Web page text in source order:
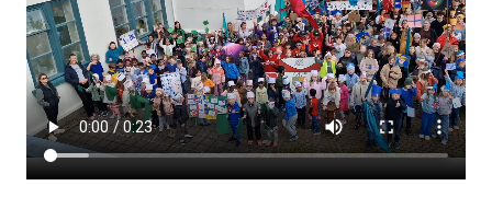
Lestrarheftin
Náms- og kennsluáætlanir
Námsráðgjafi